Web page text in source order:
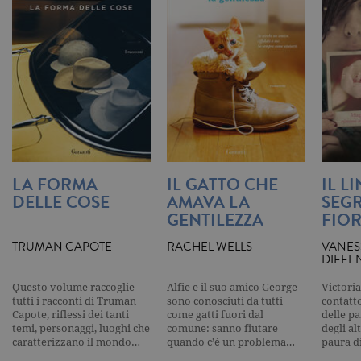
LA FORMA
DELLE COSE
TRUMAN CAPOTE
Questo volume raccoglie
tutti i racconti di Truman
Capote, riflessi dei tanti
temi, personaggi, luoghi che
caratterizzano il mondo…
IL GATTO CHE
AMAVA LA
GENTILEZZA
RACHEL WELLS
Alfie e il suo amico George
sono conosciuti da tutti
come gatti fuori dal
comune: sanno fiutare
quando c’è un problema…
IL
delle
degli
paura
Universal
Analytics,
secondo la
viene
per
frequenza
richieste,
limitando
raccolta di
su siti ad
traffico.
current_url
.garzanti.it
Questo
per
pagina
_gat_UA-16356920-1
.garzanti.it 1 minuto
Si tratta di
pattern
impostato
Analytics,
l'elemento
pattern sul
nome
numero
univoco